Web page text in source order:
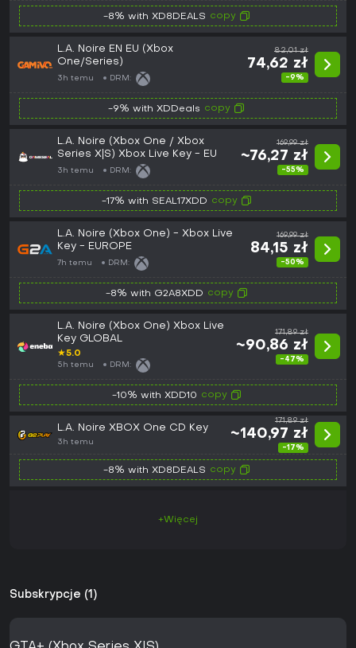
-8% with XD8DEALS copy
L.A. Noire EN EU (Xbox
One/Series)
3h temu DRM:
82,01 zł
74,62 zł
-9%
-9% with XDDeals copy
L.A. Noire (Xbox One / Xbox
Series X|S) Xbox Live Key - EU
3h temu DRM:
169,99 zł
~76,27 zł
-55%
-17% with SEAL17XDD copy
L.A. Noire (Xbox One) - Xbox Live
Key - EUROPE
7h temu DRM:
169,99 zł
84,15 zł
-50%
-8% with G2A8XDD copy
L.A. Noire (Xbox One) Xbox Live
Key GLOBAL
★5.0
5h temu DRM:
171,89 zł
~90,86 zł
-47%
-10% with XDD10 copy
L.A. Noire XBOX One CD Key
3h temu
171,89 zł
~140,97 zł
-17%
-8% with XD8DEALS copy
+Więcej
Subskrypcje (1)